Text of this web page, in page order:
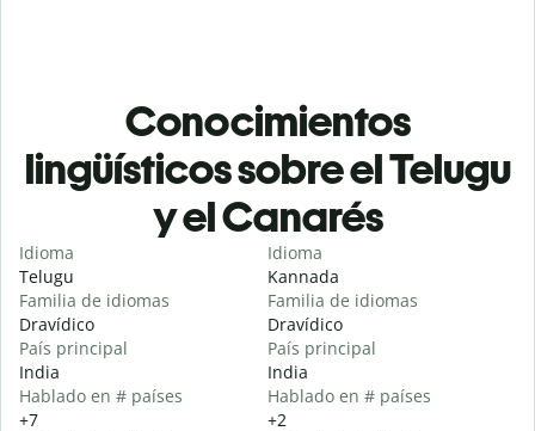
Conocimientos
lingüísticos sobre el Telugu
y el Canarés
Idioma
Telugu
Familia de idiomas
Dravídico
País principal
India
Hablado en # países
+7
Idioma
Kannada
Familia de idiomas
Dravídico
País principal
India
Hablado en # países
+2